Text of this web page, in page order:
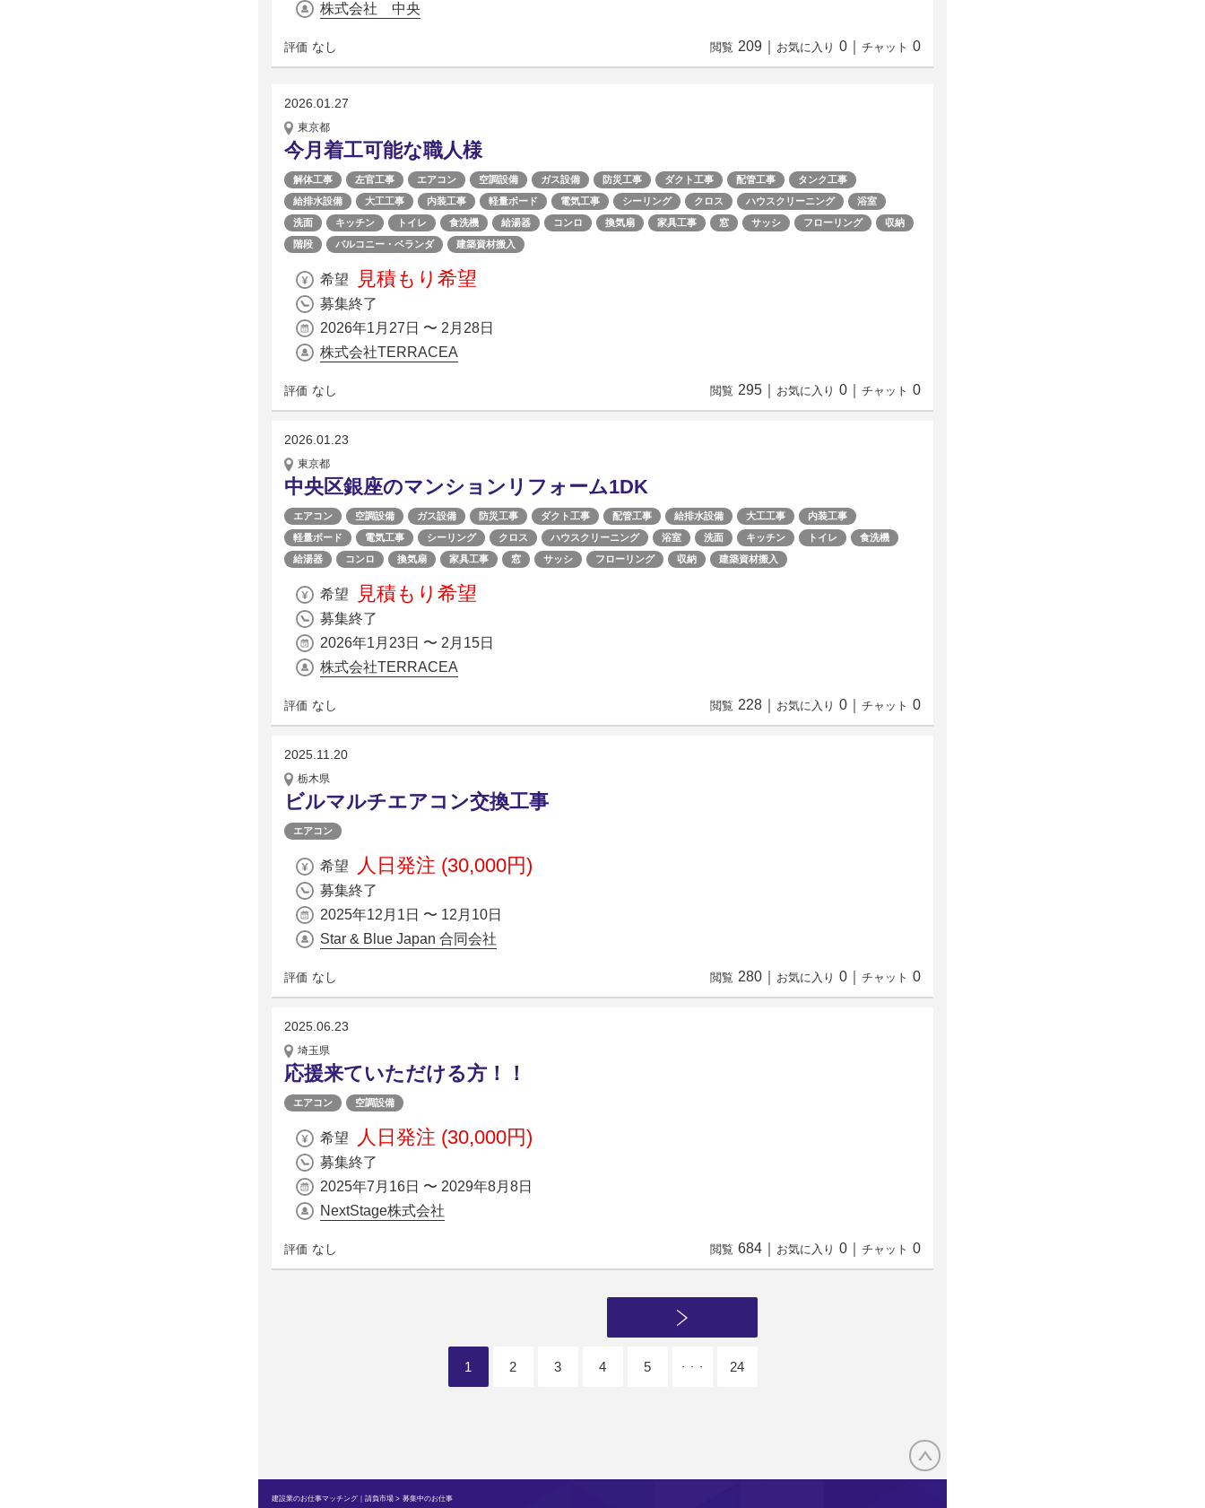
株式会社 中央
評価 なし 閲覧 209 お気に入り 0 チャット 0
2026.01.27
東京都
今月着工可能な職人様
解体工事 左官工事 エアコン 空調設備 ガス設備 防災工事 ダクト工事 配管工事
タンク工事
給排水設備
大工工事 内装工事 軽量ボード 電気工事 シーリング クロス ハウスクリーニング
浴室
洗面
キッチン トイレ 食洗機 給湯器 コンロ 換気扇 家具工事 窓 サッシ フローリング
収納
階段
バルコニー・ベランダ 建築資材搬入
希望 見積もり希望
募集終了
2026年1月27日 〜 2月28日
株式会社TERRACEA
評価 なし 閲覧 295 お気に入り 0 チャット 0
2026.01.23
東京都
中央区銀座のマンションリフォーム1DK
エアコン 空調設備 ガス設備 防災工事 ダクト工事 配管工事 給排水設備 大工工事
内装工事
軽量ボード
電気工事 シーリング クロス ハウスクリーニング 浴室 洗面 キッチン トイレ
食洗機
給湯器
コンロ 換気扇 家具工事 窓 サッシ フローリング 収納 建築資材搬入
希望 見積もり希望
募集終了
2026年1月23日 〜 2月15日
株式会社TERRACEA
評価 なし 閲覧 228 お気に入り 0 チャット 0
2025.11.20
栃木県
ビルマルチエアコン交換工事
エアコン
希望 人日発注 (30,000円)
募集終了
2025年12月1日 〜 12月10日
Star & Blue Japan 合同会社
評価 なし 閲覧 280 お気に入り 0 チャット 0
2025.06.23
埼玉県
応援来ていただける方！！
エアコン 空調設備
希望 人日発注 (30,000円)
募集終了
2025年7月16日 〜 2029年8月8日
NextStage株式会社
評価 なし 閲覧 684 お気に入り 0 チャット 0
1 2 3 4 5 ・・・ 24
建設業のお仕事マッチング｜請負市場 > 募集中のお仕事